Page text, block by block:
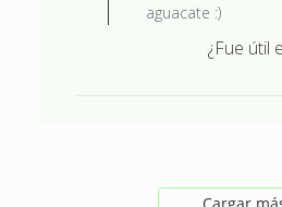
aguacate :)
¿Fue útil